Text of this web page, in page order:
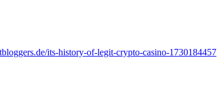
its-history-of-legit-crypto-casino-1730184457